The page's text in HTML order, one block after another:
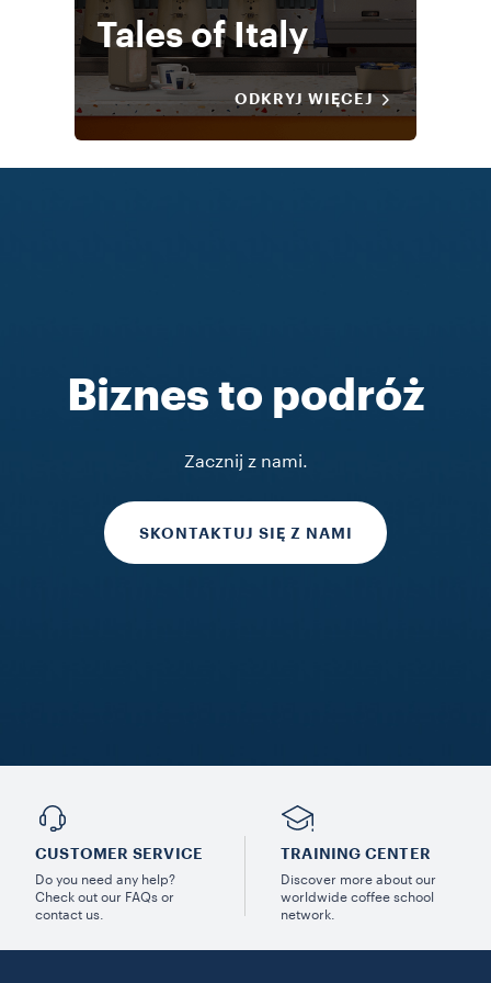
Tales of Italy
ODKRYJ WIĘCEJ
Biznes to podróż
Zacznij z nami.
SKONTAKTUJ SIĘ Z NAMI
CUSTOMER SERVICE
Do you need any help?
Check out our FAQs or
contact us.
TRAINING CENTER
Discover more about our
worldwide coffee school
network.